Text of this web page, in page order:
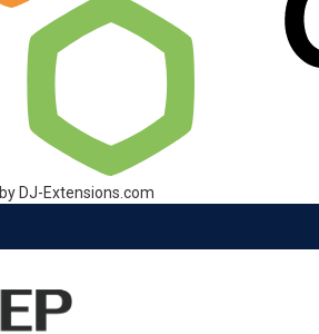
by DJ-Extensions.com